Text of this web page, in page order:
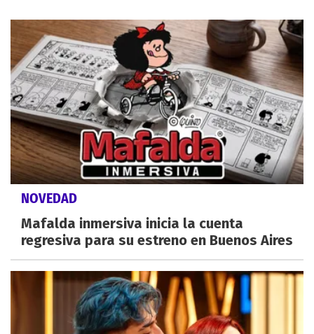
NOVEDAD
Mafalda inmersiva inicia la cuenta
regresiva para su estreno en Buenos Aires